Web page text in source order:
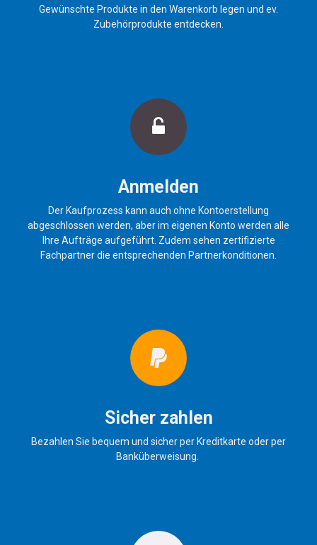
Gewünschte Produkte in den Warenkorb legen und ev.
Zubehörprodukte entdecken.
Anmelden
Der Kaufprozess kann auch ohne Kontoerstellung
abgeschlossen werden, aber im eigenen Konto werden alle
Ihre Aufträge aufgeführt. Zudem sehen zertifizierte
Fachpartner die entsprechenden Partnerkonditionen.
Sicher zahlen
Bezahlen Sie bequem und sicher per Kreditkarte oder per
Banküberweisung.